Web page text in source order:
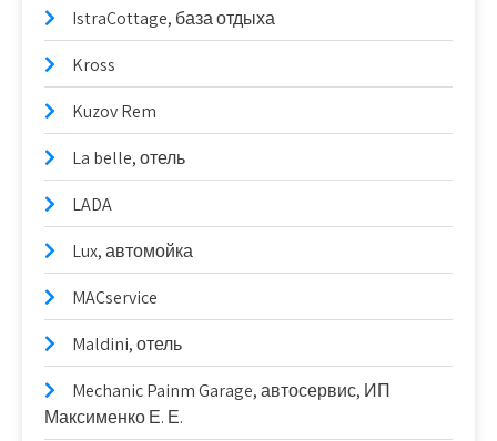
IstraCottage, база отдыха
Kross
Kuzov Rem
La belle, отель
LADA
Lux, автомойка
MACservice
Maldini, отель
Mechanic Painm Garage, автосервис, ИП
Максименко Е. Е.